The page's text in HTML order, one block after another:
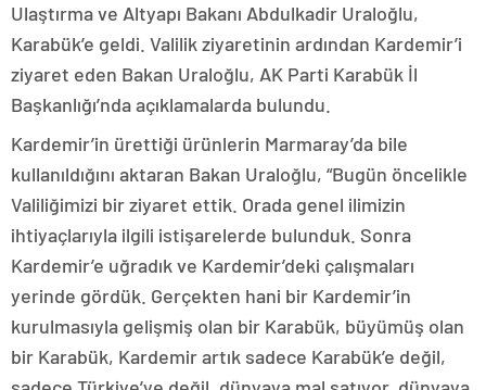
Ulaştırma ve Altyapı Bakanı Abdulkadir Uraloğlu,
Karabük’e geldi. Valilik ziyaretinin ardından Kardemir’i
ziyaret eden Bakan Uraloğlu, AK Parti Karabük İl
Başkanlığı’nda açıklamalarda bulundu.
Kardemir’in ürettiği ürünlerin Marmaray’da bile
kullanıldığını aktaran Bakan Uraloğlu, “Bugün öncelikle
Valiliğimizi bir ziyaret ettik. Orada genel ilimizin
ihtiyaçlarıyla ilgili istişarelerde bulunduk. Sonra
Kardemir’e uğradık ve Kardemir’deki çalışmaları
yerinde gördük. Gerçekten hani bir Kardemir’in
kurulmasıyla gelişmiş olan bir Karabük, büyümüş olan
bir Karabük, Kardemir artık sadece Karabük’e değil,